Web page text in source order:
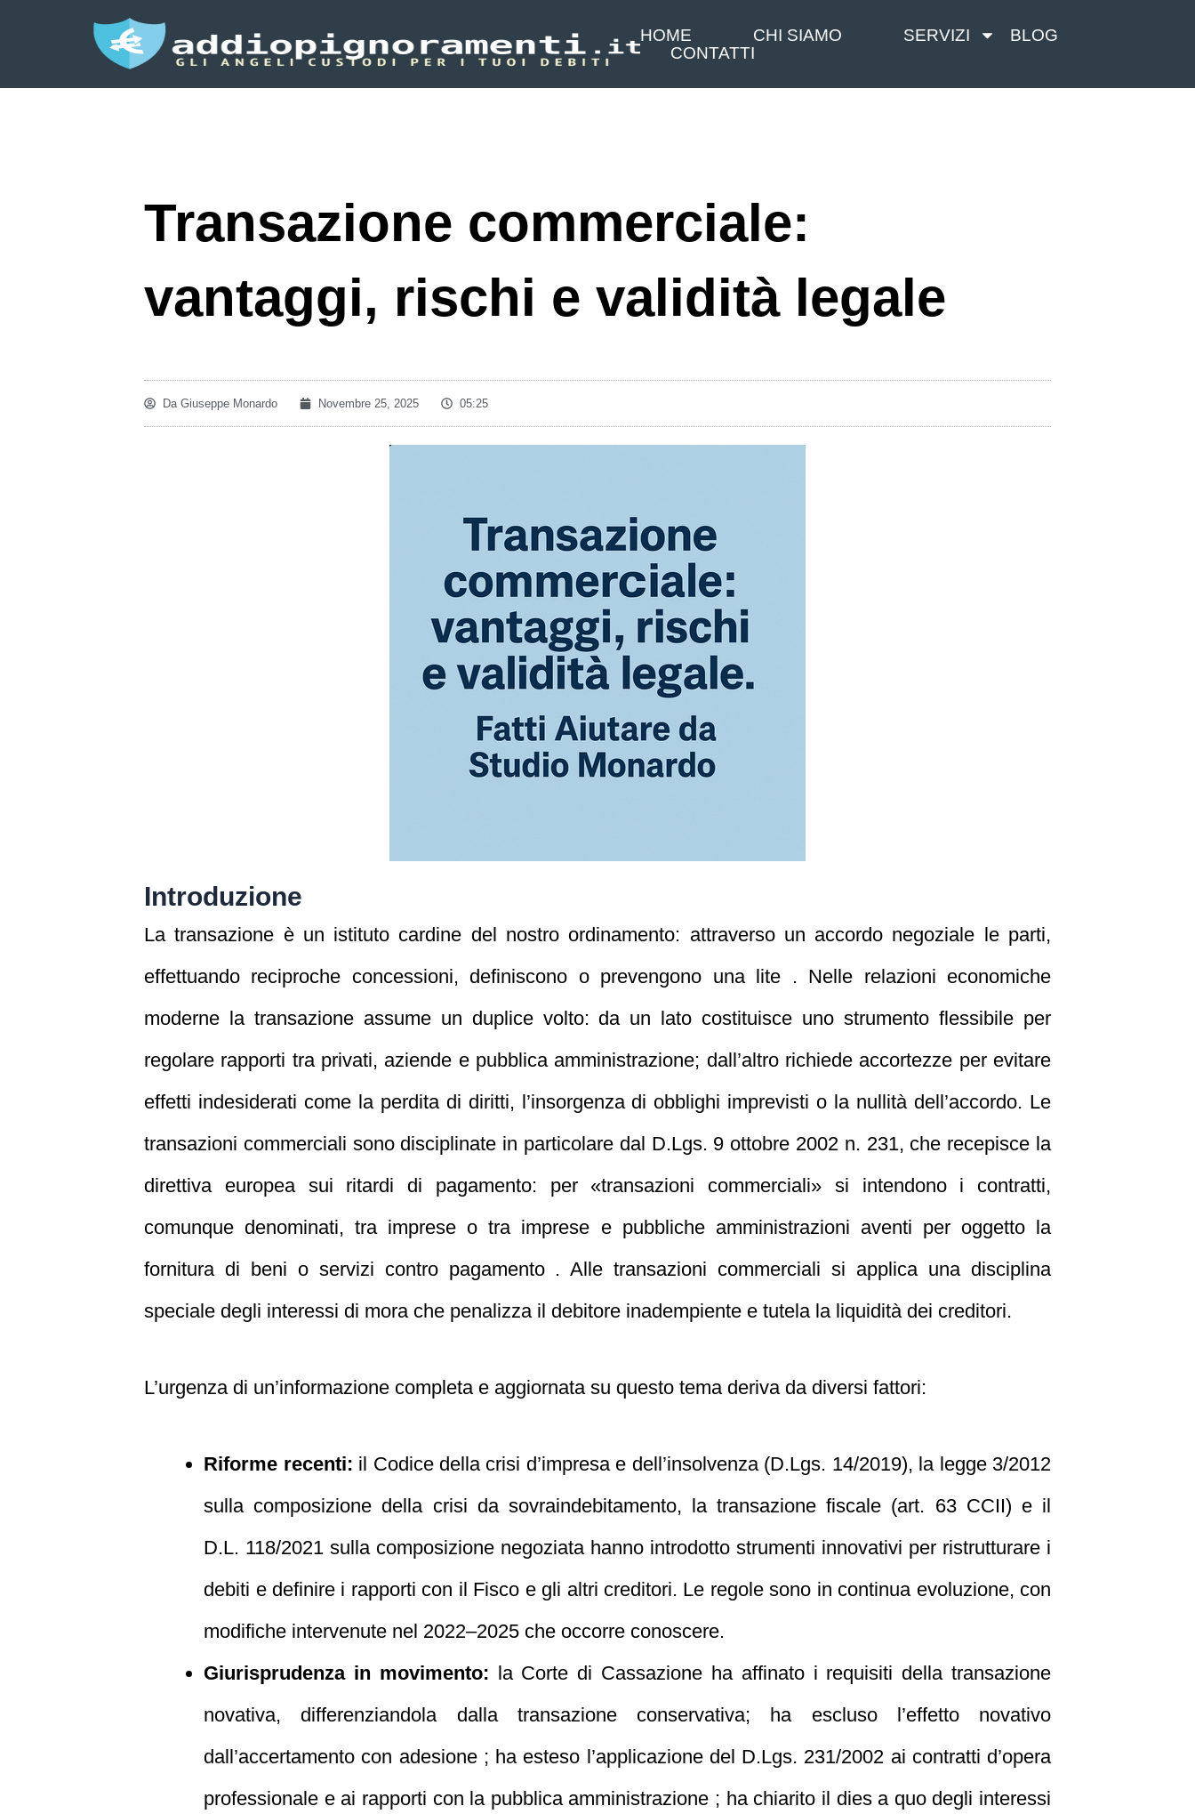
HOME CHI SIAMO SERVIZI
BLOG
CONTATTI
Transazione commerciale:
vantaggi, rischi e validità legale
DaGiuseppe Monardo Novembre 25, 2025 05:25
Introduzione
La transazione è un istituto cardine del nostro ordinamento: attraverso un accordo negoziale le parti,
effettuando reciproche concessioni, definiscono o prevengono una lite . Nelle relazioni economiche
moderne la transazione assume un duplice volto: da un lato costituisce uno strumento flessibile per
regolare rapporti tra privati, aziende e pubblica amministrazione; dall’altro richiede accortezze per evitare
effetti indesiderati come la perdita di diritti, l’insorgenza di obblighi imprevisti o la nullità dell’accordo. Le
transazioni commerciali sono disciplinate in particolare dal D.Lgs. 9 ottobre 2002 n. 231, che recepisce la
direttiva europea sui ritardi di pagamento: per «transazioni commerciali» si intendono i contratti,
comunque denominati, tra imprese o tra imprese e pubbliche amministrazioni aventi per oggetto la
fornitura di beni o servizi contro pagamento . Alle transazioni commerciali si applica una disciplina
speciale degli interessi di mora che penalizza il debitore inadempiente e tutela la liquidità dei creditori.
L’urgenza di un’informazione completa e aggiornata su questo tema deriva da diversi fattori:
Riforme recenti: il Codice della crisi d’impresa e dell’insolvenza (D.Lgs. 14/2019), la legge 3/2012
sulla composizione della crisi da sovraindebitamento, la transazione fiscale (art. 63 CCII) e il
D.L. 118/2021 sulla composizione negoziata hanno introdotto strumenti innovativi per ristrutturare i
debiti e definire i rapporti con il Fisco e gli altri creditori. Le regole sono in continua evoluzione, con
modifiche intervenute nel 2022–2025 che occorre conoscere.
Giurisprudenza in movimento: la Corte di Cassazione ha affinato i requisiti della transazione
novativa, differenziandola dalla transazione conservativa; ha escluso l’effetto novativo
dall’accertamento con adesione ; ha esteso l’applicazione del D.Lgs. 231/2002 ai contratti d’opera
professionale e ai rapporti con la pubblica amministrazione ; ha chiarito il dies a quo degli interessi